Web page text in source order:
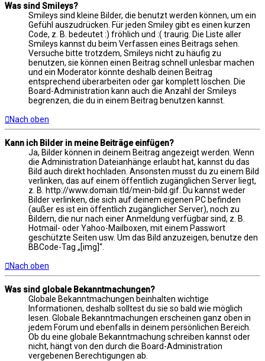
Was sind Smileys?
Smileys sind kleine Bilder, die benutzt werden können, um ein
Gefühl auszudrücken. Für jeden Smiley gibt es einen kurzen
Code, z. B. bedeutet :) fröhlich und :( traurig. Die Liste aller
Smileys kannst du beim Verfassen eines Beitrags sehen.
Versuche bitte trotzdem, Smileys nicht zu häufig zu
benutzen, sie können einen Beitrag schnell unlesbar machen
und ein Moderator könnte deshalb deinen Beitrag
entsprechend überarbeiten oder gar komplett löschen. Die
Board-Administration kann auch die Anzahl der Smileys
begrenzen, die du in einem Beitrag benutzen kannst.
Nach oben
Kann ich Bilder in meine Beiträge einfügen?
Ja, Bilder können in deinem Beitrag angezeigt werden. Wenn
die Administration Dateianhänge erlaubt hat, kannst du das
Bild auch direkt hochladen. Ansonsten musst du zu einem Bild
verlinken, das auf einem öffentlich zugänglichen Server liegt,
z. B. http://www.domain.tld/mein-bild.gif. Du kannst weder
Bilder verlinken, die sich auf deinem eigenen PC befinden
(außer es ist ein öffentlich zugänglicher Server), noch zu
Bildern, die nur nach einer Anmeldung verfügbar sind, z. B.
Hotmail- oder Yahoo-Mailboxen, mit einem Passwort
geschützte Seiten usw. Um das Bild anzuzeigen, benutze den
BBCode-Tag „[img]“.
Nach oben
Was sind globale Bekanntmachungen?
Globale Bekanntmachungen beinhalten wichtige
Informationen, deshalb solltest du sie so bald wie möglich
lesen. Globale Bekanntmachungen erscheinen ganz oben in
jedem Forum und ebenfalls in deinem persönlichen Bereich.
Ob du eine globale Bekanntmachung schreiben kannst oder
nicht, hängt von den durch die Board-Administration
vergebenen Berechtigungen ab.